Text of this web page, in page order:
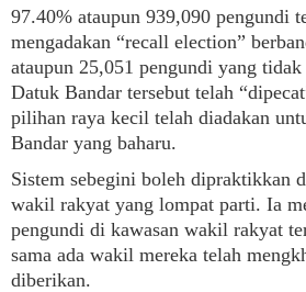
97.40% ataupun 939,090 pengundi
mengadakan “recall election”
ataupun 25,051 pengundi yang
Datuk Bandar tersebut telah
pilihan raya kecil telah diadakan
Bandar yang baharu.
Sistem sebegini boleh dipraktikkan
wakil rakyat yang lompat parti. Ia
pengundi di kawasan wakil rakyat
sama ada wakil mereka telah
diberikan.